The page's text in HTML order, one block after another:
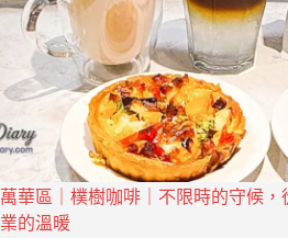
萬華區｜樸樹咖啡｜不限時的守候
業的溫暖